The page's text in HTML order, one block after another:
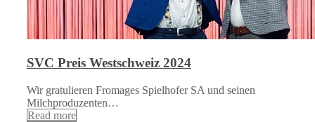
SVC Preis Westschweiz 2024
Wir gratulieren Fromages Spielhofer SA und seinen
Milchproduzenten…
Read more